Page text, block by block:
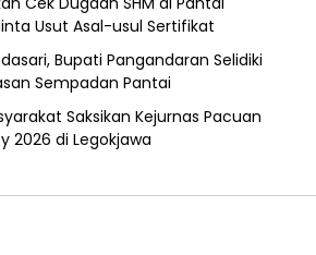
Usut Asal-usul Sertifikat
Bupati Pangandaran Selidiki
Sempadan Pantai
Saksikan Kejurnas Pacuan
2026 di Legokjawa